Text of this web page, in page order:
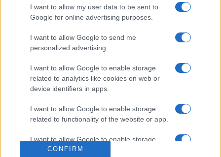
I want to allow my user data to be sent to
Google for online advertising purposes.
I want to allow Google to send me
personalized advertising.
I want to allow Google to enable storage
related to analytics like cookies on web or
device identifiers in apps.
I want to allow Google to enable storage
related to functionality of the website or app.
I want to allow Google to enable storage
related to personalization.
CONFIRM
Lyon OU - UBB Bordeaux (Samedi 29 Mai
2027)
diffusion TV UBB Bordeaux Lyon OU
aura lieu sur
CANAL+ . Ce match de la 15e journée de
s'affronterUBB Bordeaux et Lyon OU
, et aura lieu Samedi
25 Janvier 2025 à 21h15. Pour vous procurer desplaces
UBB Bordeaux Lyon OU
Pour suivre l'actu Top 14, n'hésitez pas à vous rendre
l'actu rugby issue des meilleurs médias, et propose
également les classements, calendriers et résultats.